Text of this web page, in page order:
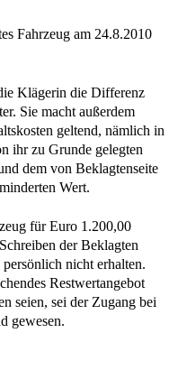
Fahrzeug am 24.8.2010
Klägerin die Differenz
Sie macht außerdem
geltend, nämlich in
ihr zu Grunde gelegten
dem von Beklagtenseite
Wert.
für Euro 1.200,00
der Beklagten
nicht erhalten.
Restwertangebot
seien, sei der Zugang bei
gewesen.